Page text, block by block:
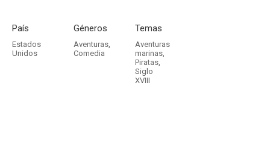
País
Estados
Unidos
Géneros
Aventuras,
Comedia
Temas
Aventuras
marinas,
Piratas,
Siglo
XVIII